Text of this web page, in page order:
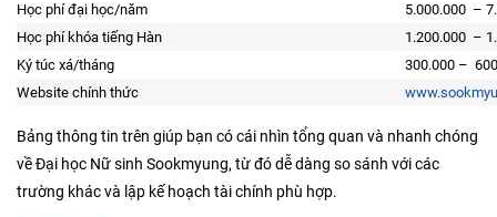
Học phí đại học/năm
5.000.000 –
Học phí khóa tiếng Hàn
1.200.000 –
Ký túc xá/tháng
300.000 –
Website chính thức
Bảng thông tin trên giúp bạn có cái nhìn tổng quan và nhanh chóng
về Đại học Nữ sinh Sookmyung, từ đó dễ dàng so sánh với các
trường khác và lập kế hoạch tài chính phù hợp.